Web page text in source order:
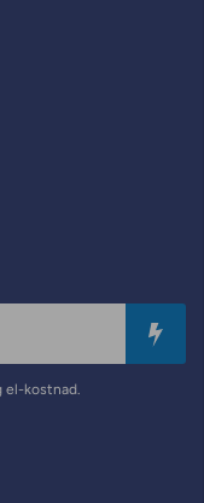
el-kostnad.